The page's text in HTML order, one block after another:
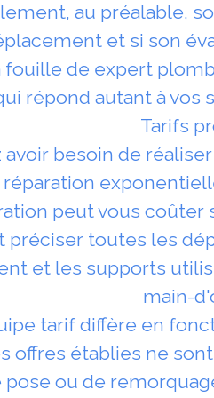
au préalable,
et si son
de expert
répond autant à
Tarifs
besoin de
peut vous
préciser toutes les
et les supports
main-
tarif diffère en
offres établies ne
pose ou de